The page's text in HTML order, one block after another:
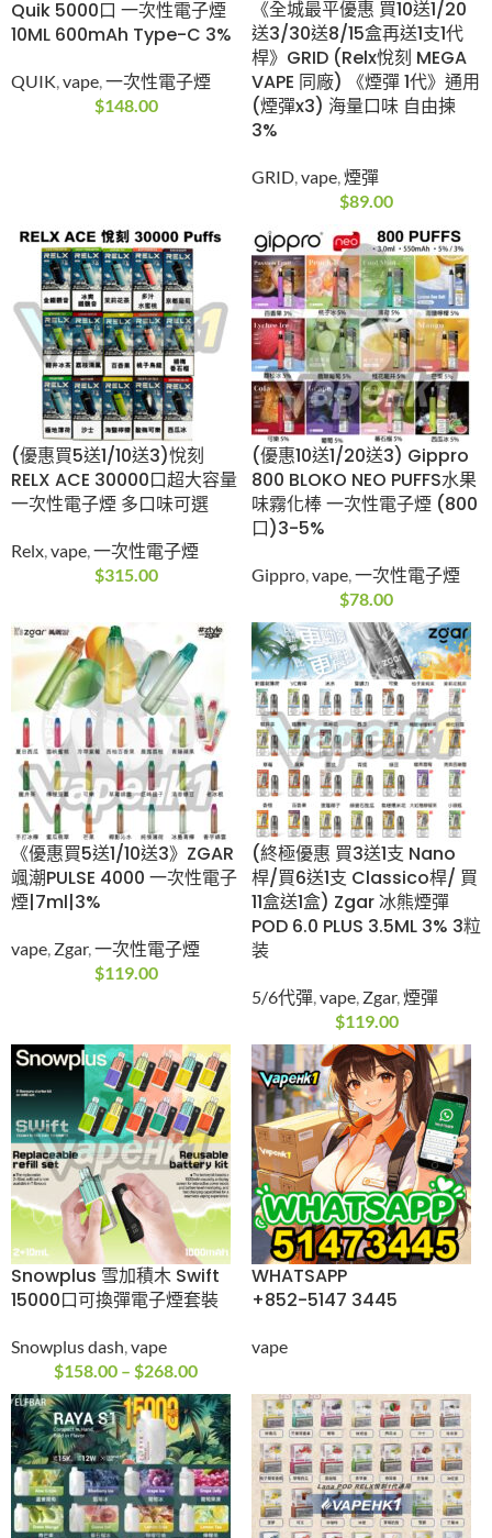
Quik 5000口 一次性電
QUIK, vape, 一次性電
子煙
$148.00
《全城最平優惠 買10送
再送1支1代桿》GRID
(Relx悅刻 MEGA VAPE
同廠) 《煙彈 1代》通用
(煙彈x3) 海量口味 自
由揀 3%
GRID, vape, 煙彈
$89.00
(優惠買5送1/10送3)悅
刻RELX ACE 30000口
超大容量 一次性電子煙
多口味可選
Relx, vape, 一次性電子
煙
$315.00
(優惠10送1/20送3)
Gippro 800 BLOKO
NEO PUFFS水果味霧化
棒 一次性電子煙 (800
口)3-5%
Gippro , vape , 一次性電
子煙
$78.00
《優惠買5送1/10送3》
ZGAR 颯潮PULSE
4000 一次性電子
煙|7ml|3%
vape, Zgar, 一次性電子
$119.00
(終極優惠 買3送1支
Nano桿/買6送1支
Classico桿/ 買11盒送1
盒) Zgar 冰熊煙彈
POD 6.0 PLUS 3.5ML
3% 3粒装
5/6代彈
彈
$119.00